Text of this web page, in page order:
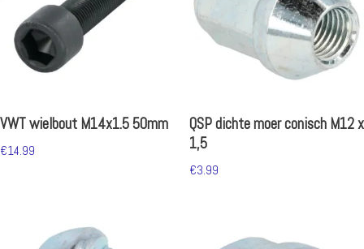
VWT wielbout M14x1.5 50mm
€14.99
QSP dichte moer conisch M12 x
1,5
€3.99